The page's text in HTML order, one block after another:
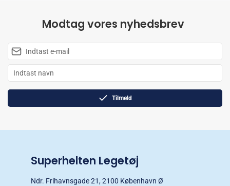
Modtag vores nyhedsbrev
Tilmeld
Superhelten Legetøj
Ndr. Frihavnsgade 21, 2100 København Ø